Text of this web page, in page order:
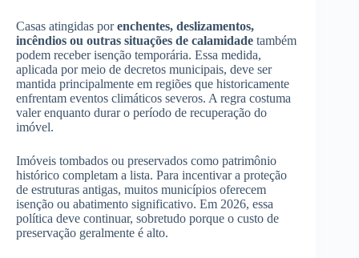
Casas atingidas porenchentes, deslizamentos,
incêndios ou outras situações de calamidade também
podem receber isenção temporária. Essa medida,
aplicada por meio de decretos municipais, deve ser
mantida principalmente em regiões que historicamente
enfrentam eventos climáticos severos. A regra costuma
valer enquanto durar o período de recuperação do
imóvel.
Imóveis tombados ou preservados como patrimônio
histórico completam a lista. Para incentivar a proteção
de estruturas antigas, muitos municípios oferecem
isenção ou abatimento significativo. Em 2026, essa
política deve continuar, sobretudo porque o custo de
preservação geralmente é alto.